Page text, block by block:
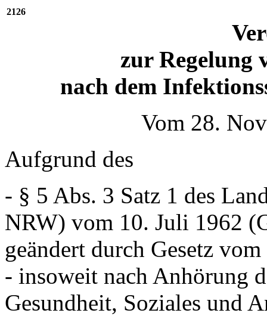
2126
zur Regelung
nach dem
Vom 28.
Aufgrund des
- § 5 Abs. 3 Satz 1 des
NRW) vom 10. Juli 1962
geändert durch Gesetz
- insoweit nach Anhörung
Gesundheit, Soziales und